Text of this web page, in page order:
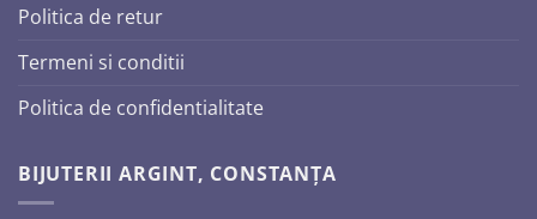
Politica de retur
Termeni si conditii
Politica de confidentialitate
BIJUTERII ARGINT, CONSTANȚA